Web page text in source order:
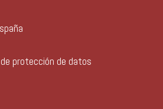
protección de datos